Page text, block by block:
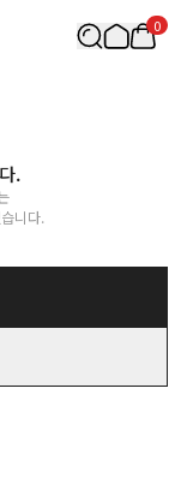
0
.
니다.